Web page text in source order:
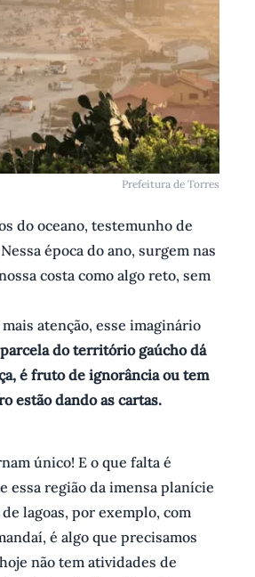
Prefeitura de Torres
do oceano, testemunho de
época do ano, surgem nas
costa como algo reto, sem
atenção, esse imaginário
do território gaúcho dá
é fruto de ignorância ou tem
estão dando as cartas.
único! E o que falta é
essa região da imensa planície
lagoas, por exemplo, com
é algo que precisamos
não tem atividades de